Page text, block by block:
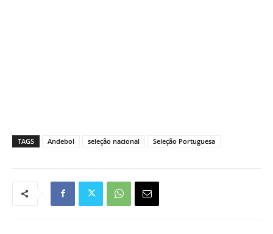
TAGS Andebol seleção nacional Seleção Portuguesa